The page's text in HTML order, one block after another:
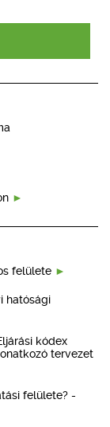
felülete
hatósági
kódex
tervezet
felülete? -